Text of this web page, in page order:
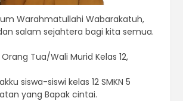
Warahmatullahi Wabarakatuh,
salam sejahtera bagi kita semua.
Tua/Wali Murid Kelas 12,
siswa-siswi kelas 12 SMKN 5
yang Bapak cintai.